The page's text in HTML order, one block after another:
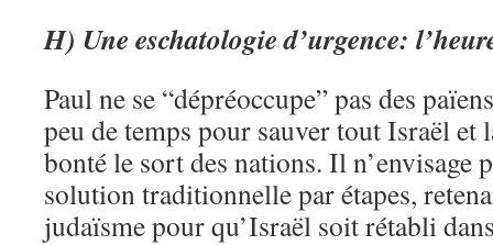
H) Une eschatologie d’urgence:
Paul ne se “dépréoccupe” pas des
peu de temps pour sauver tout Israël et
bonté le sort des nations. Il n’envisage
solution traditionnelle par étapes,
judaïsme pour qu’Israël soit rétabli